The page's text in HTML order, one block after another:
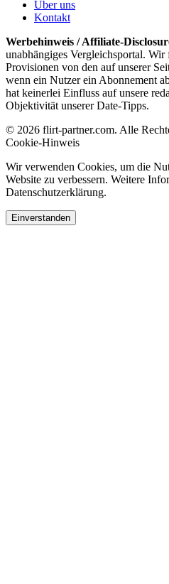
Über uns
Kontakt
Werbehinweis / Affiliate-
unabhängiges Vergleichsportal.
Provisionen von den auf unserer
wenn ein Nutzer ein Abonnement
hat keinerlei Einfluss auf unsere
Objektivität unserer Date-Tipps.
© 2026 flirt-partner.com. Alle
Cookie-Hinweis
Wir verwenden Cookies, um die
Website zu verbessern. Weitere
Datenschutzerklärung.
Einverstanden